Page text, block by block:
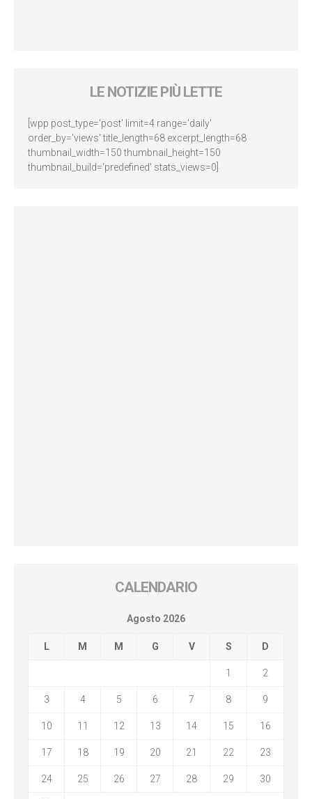
LE NOTIZIE PIÙ LETTE
[wpp post_type='post' limit=4 range='daily'
order_by='views' title_length=68 excerpt_length=68
thumbnail_width=150 thumbnail_height=150
thumbnail_build='predefined' stats_views=0]
CALENDARIO
Agosto 2026
L M M G V S D
1 2
3 4 5 6 7 8 9
10 11 12 13 14 15 16
17 18 19 20 21 22 23
24 25 26 27 28 29 30